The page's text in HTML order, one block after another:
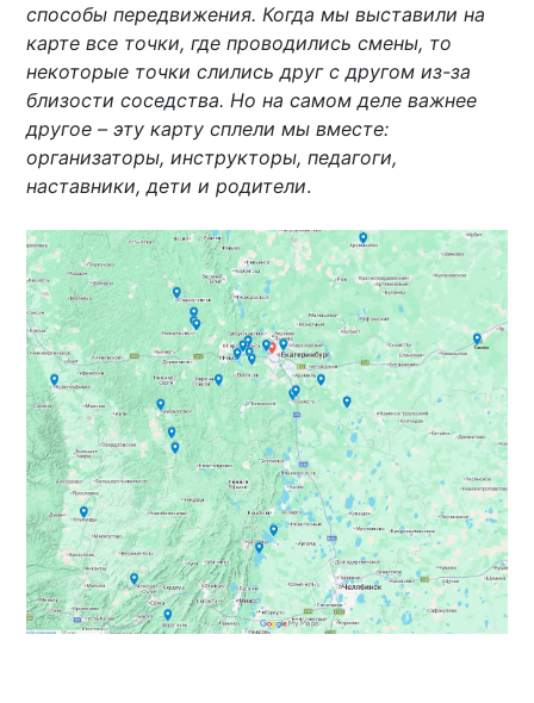
способы передвижения. Когда мы выставили на
карте все точки, где проводились смены, то
некоторые точки слились друг с другом из-за
близости соседства. Но на самом деле важнее
другое – эту карту сплели мы вместе:
организаторы, инструкторы, педагоги,
наставники, дети и родители.